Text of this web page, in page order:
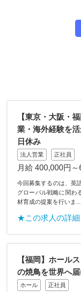
【東京・大阪・
業・海外経験を
日休み
法人営業 正社員
月給 400,000円～
今回募集するのは、英
グローバル戦略に関わ
材育成の提案を行いま...
★この求人の詳細
【福岡】ホール
の焼鳥を世界へ
ホール 正社員